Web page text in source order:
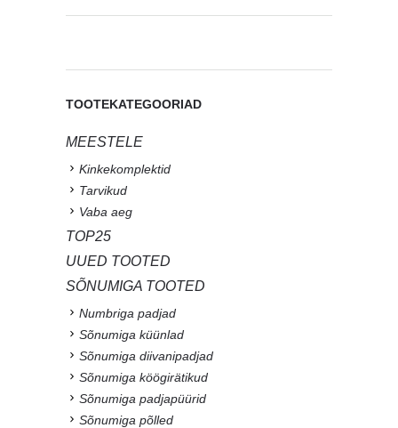
TOOTEKATEGOORIAD
MEESTELE
Kinkekomplektid
Tarvikud
Vaba aeg
TOP25
UUED TOOTED
SÕNUMIGA TOOTED
Numbriga padjad
Sõnumiga küünlad
Sõnumiga diivanipadjad
Sõnumiga köögirätikud
Sõnumiga padjapüürid
Sõnumiga põlled